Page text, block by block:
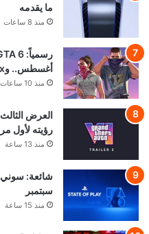
ما يقدمه
منذ 8 ساعات
أغسطس.. وNetflix تخطف السبق
منذ 10 ساعات
رؤيته لأول
منذ 13 ساعة
سبتمبر
منذ 15 ساعة